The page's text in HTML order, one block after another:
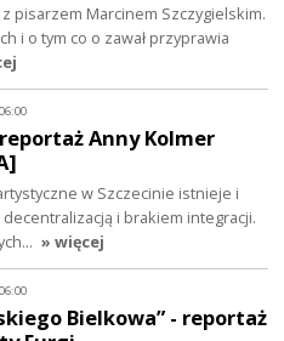
pisarzem Marcinem Szczygielskim.
i o tym co o zawał przyprawia
Anny Kolmer
w Szczecinie istnieje i
i brakiem integracji.
» więcej
Bielkowa” - reportaż